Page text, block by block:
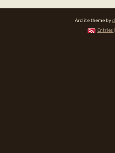
Arclite theme by
Entries